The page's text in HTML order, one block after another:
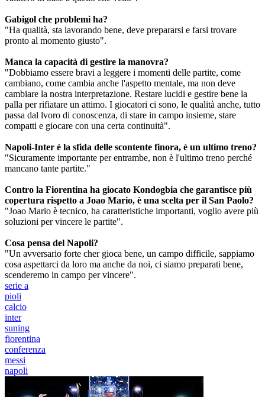
Gabigol che problemi ha?
"Ha qualità, sta lavorando bene, deve prepararsi e farsi trovare
pronto al momento giusto".
Manca la capacità di gestire la manovra?
"Dobbiamo essere bravi a leggere i momenti delle partite, come
cambiano, come cambia anche l'aspetto mentale, ma non deve
cambiare la nostra interpretazione. Restare lucidi e gestire bene la
palla per rifiatare un attimo. I giocatori ci sono, le qualità anche, tutto
passa dal lvoro di conoscenza, di stare in campo insieme, stare
compatti e giocare con una certa continuità".
Napoli-Inter è la sfida delle scontente finora, è un ultimo treno?
"Sicuramente importante per entrambe, non è l'ultimo treno perché
mancano tante partite."
Contro la Fiorentina ha giocato Kondogbia che garantisce più
copertura rispetto a Joao Mario, è una scelta per il San Paolo?
"Joao Mario è tecnico, ha caratteristiche importanti, voglio avere più
soluzioni per vincere le partite".
Cosa pensa del Napoli?
"Un avversario forte cher gioca bene, un campo difficile, sappiamo
cosa aspettarci da loro ma anche da noi, ci siamo preparati bene,
scenderemo in campo per vincere".
serie a
pioli
calcio
inter
suning
fiorentina
conferenza
messi
napoli